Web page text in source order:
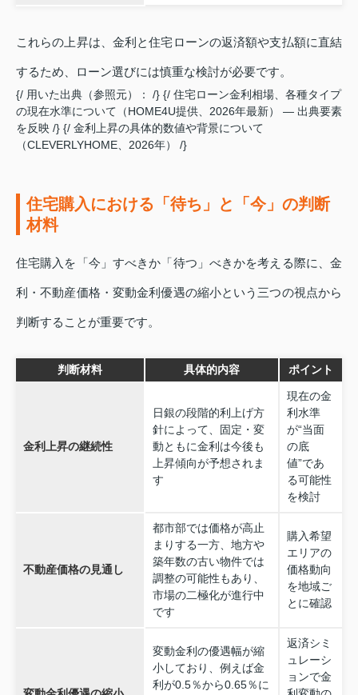
これらの上昇は、金利と住宅ローンの返済額や支払額に直結
するため、ローン選びには慎重な検討が必要です。
{/ 用いた出典（参照元）： /} {/ 住宅ローン金利相場、各種タイプ
の現在水準について（HOME4U提供、2026年最新） — 出典要素
を反映 /} {/ 金利上昇の具体的数値や背景について
（CLEVERLYHOME、2026年） /}
住宅購入における「待ち」と「今」の判断
材料
住宅購入を「今」すべきか「待つ」べきかを考える際に、金
利・不動産価格・変動金利優遇の縮小という三つの視点から
判断することが重要です。
判断材料 具体的内容 ポイント
金利上昇の継続性
日銀の段階的利上げ方
針によって、固定・変
動ともに金利は今後も
上昇傾向が予想されま
す
現在の金
利水準
が“当面
の底
値”であ
る可能性
を検討
不動産価格の見通し
都市部では価格が高止
まりする一方、地方や
築年数の古い物件では
調整の可能性もあり、
市場の二極化が進行中
です
購入希望
エリアの
価格動向
を地域ご
とに確認
変動金利の優遇幅が縮
小しており、例えば金
利が0.5％から0.65％に
返済シミ
ュレーシ
ョンで金